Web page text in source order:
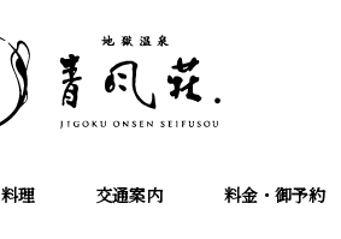
料理 交通案内 料金・御予約